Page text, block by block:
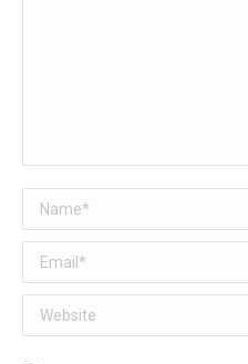
Name *
Email *
Website